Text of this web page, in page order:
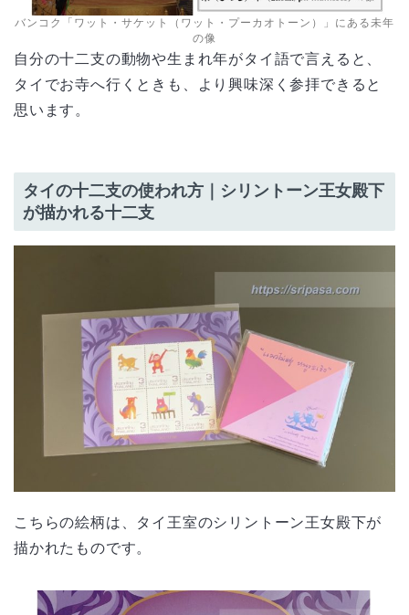
バンコク「ワット・サケット（ワット・プーカオトーン）」にある未年
の像
自分の十二支の動物や生まれ年がタイ語で言えると、
タイでお寺へ行くときも、より興味深く参拝できると
思います。
タイの十二支の使われ方｜シリントーン王女殿下
が描かれる十二支
こちらの絵柄は、タイ王室のシリントーン王女殿下が
描かれたものです。